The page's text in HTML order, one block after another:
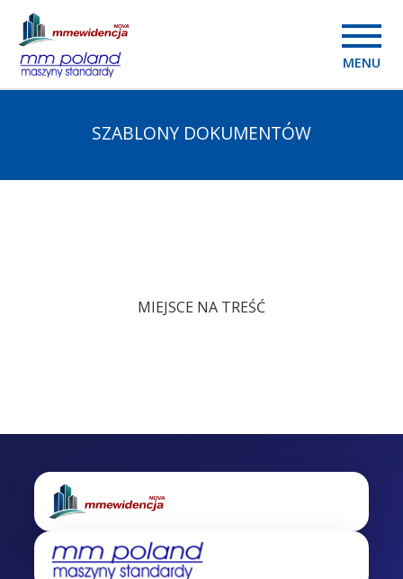
MENU
SZABLONY DOKUMENTÓW
MIEJSCE NA TREŚĆ